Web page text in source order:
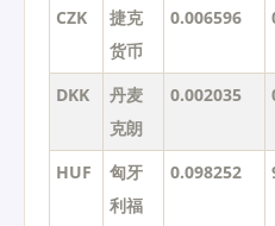
CZK
捷克
货币
0.006596
DKK
丹麦
克朗
0.002035
HUF
匈牙
利福
0.098252